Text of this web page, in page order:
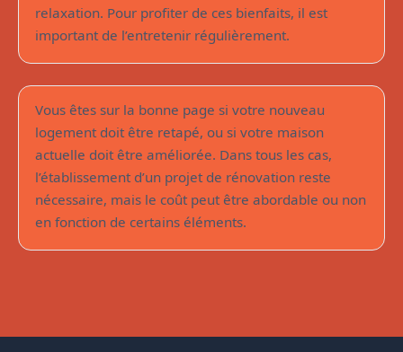
relaxation. Pour profiter de ces bienfaits, il est
important de l’entretenir régulièrement.
Rénovation de son bien : est-ce
abordable ?
Vous êtes sur la bonne page si votre nouveau
logement doit être retapé, ou si votre maison
actuelle doit être améliorée. Dans tous les cas,
l’établissement d’un projet de rénovation reste
nécessaire, mais le coût peut être abordable ou non
en fonction de certains éléments.